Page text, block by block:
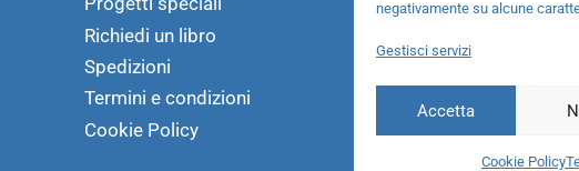
negativamente su alcune
Gestisci servizi
Accetta
Cookie Policy
Richiedi un libro
Spedizioni
Termini e condizioni
Cookie Policy